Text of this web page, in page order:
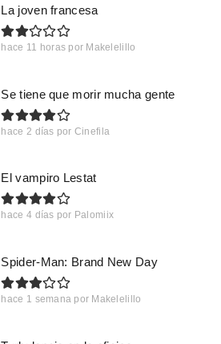
La joven francesa
hace 11 horas por Makelelillo
Se tiene que morir mucha gente
hace 2 días por Cinefila
El vampiro Lestat
hace 4 días por Palomiix
Spider-Man: Brand New Day
hace 1 semana por Makelelillo